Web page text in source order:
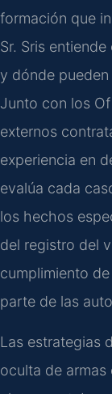
formación que
Sr. Sris
y dónde
Junto con los
externos
experiencia en
evalúa cada
los hechos
del registro del
cumplimiento
parte de las
Las estrategias
oculta de